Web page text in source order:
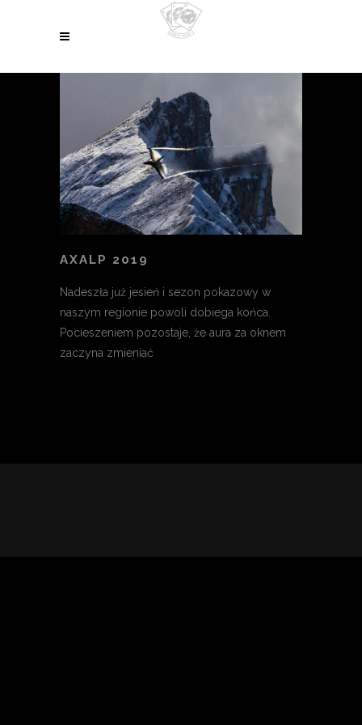
AXALP 2019
Nadeszła już jesień i sezon pokazowy w
naszym regionie powoli dobiega końca.
Pocieszeniem pozostaje, że aura za oknem
zaczyna zmieniać